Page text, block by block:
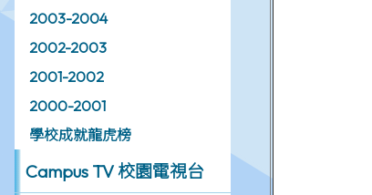
2003-2004
2002-2003
2001-2002
2000-2001
學校成就龍虎榜
Campus TV 校園電視台